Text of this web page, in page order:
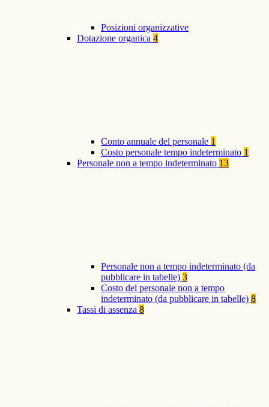
Posizioni organizzative
Dotazione organica 4
Conto annuale del personale 1
Costo personale tempo indeterminato 1
Personale non a tempo indeterminato 13
Personale non a tempo indeterminato (da
pubblicare in tabelle) 3
Costo del personale non a tempo
indeterminato (da pubblicare in tabelle) 8
Tassi di assenza 8